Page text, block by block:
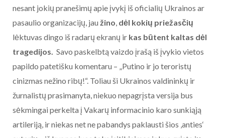
nesant jokių pranešimų apie įvykį iš oficialių Ukrainos ar
pasaulio organizacijų, jau žino dėl kokių priežasčių
lėktuvas dingo iš radarų ekranų ir kas būtent kaltas dėl
tragedijos. Savo paskelbtą vaizdo įrašą iš įvykio vietos
papildo patetišku komentaru – „Putino ir jo teroristų
cinizmas nežino ribų!“. Toliau ši Ukrainos valdininkų ir
žurnalistų prasimanyta, niekuo nepagrįsta versija bus
sėkmingai perkelta į Vakarų informacinio karo sunkiąją
artileriją, ir niekas net ne pabandys paklausti šios ‚anties‘